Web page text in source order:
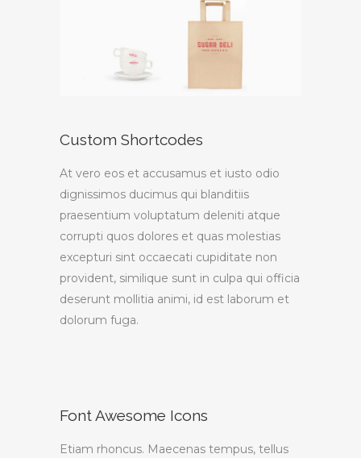
Custom Shortcodes
At vero eos et accusamus et iusto odio
dignissimos ducimus qui blanditiis
praesentium voluptatum deleniti atque
corrupti quos dolores et quas molestias
excepturi sint occaecati cupiditate non
provident, similique sunt in culpa qui officia
deserunt mollitia animi, id est laborum et
dolorum fuga.
Font Awesome Icons
Etiam rhoncus. Maecenas tempus, tellus